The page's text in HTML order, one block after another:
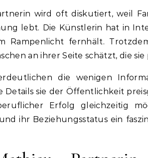
wird oft diskutiert, weil
lebt. Die Künstlerin hat in
Rampenlicht fernhält.
an ihrer Seite schätzt, die
die wenigen
Details sie der Öffentlichkeit
Erfolg gleichzeitig
ihr Beziehungsstatus ein